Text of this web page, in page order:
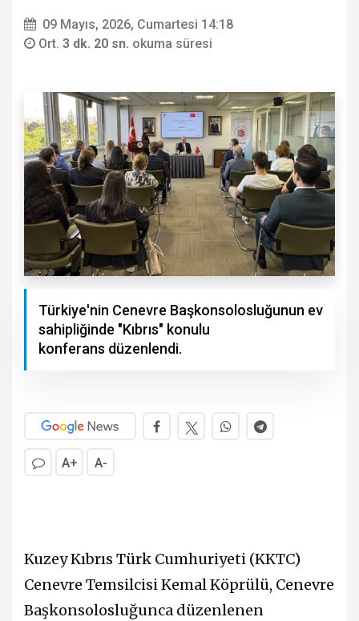
09 Mayıs, 2026, Cumartesi 14:18
Ort. 3 dk. 20 sn. okuma süresi
Türkiye'nin Cenevre Başkonsolosluğunun ev
sahipliğinde "Kıbrıs" konulu
konferans düzenlendi.
A+ A-
Kuzey Kıbrıs Türk Cumhuriyeti (KKTC)
Cenevre Temsilcisi Kemal Köprülü, Cenevre
Başkonsolosluğunca düzenlenen